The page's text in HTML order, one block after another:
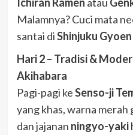
Malamnya? Cuci mata
santai diShinjuku Gyoen
Hari 2 – Tradisi &
Akihabara
Pagi-pagi keSenso-ji
yang khas, warna
dan jajanan ningyo-yaki